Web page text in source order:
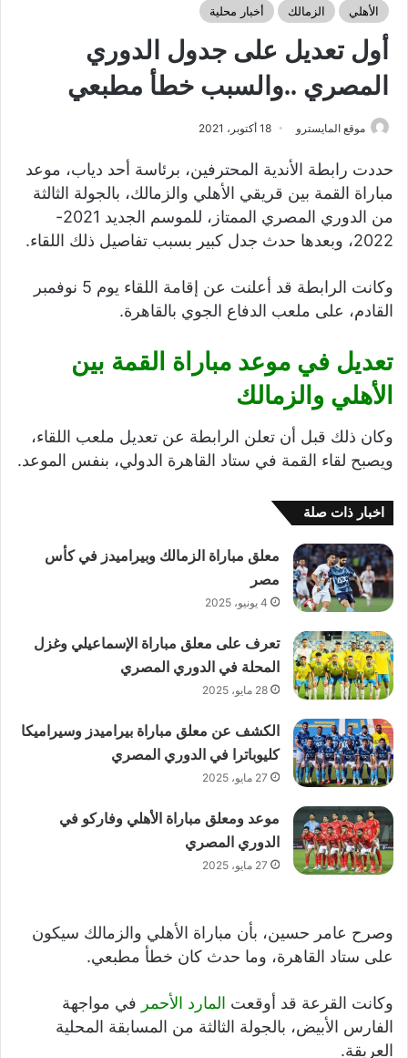
الأهلي الزمالك أخبار محلية
أول تعديل على جدول الدوري
المصري ..والسبب خطأ مطبعي
موقع المايسترو 18 أكتوبر، 2021
حددت رابطة الأندية المحترفين، برئاسة أحد دياب، موعد
مباراة القمة بين قريقي الأهلي والزمالك، بالجولة الثالثة
من الدوري المصري الممتاز، للموسم الجديد 2021-
2022، وبعدها حدث جدل كبير بسبب تفاصيل ذلك اللقاء.
وكانت الرابطة قد أعلنت عن إقامة اللقاء يوم 5 نوفمبر
القادم، على ملعب الدفاع الجوي بالقاهرة.
تعديل في موعد مباراة القمة بين
الأهلي والزمالك
وكان ذلك قبل أن تعلن الرابطة عن تعديل ملعب اللقاء،
ويصبح لقاء القمة في ستاد القاهرة الدولي، بنفس الموعد.
اخبار ذات صلة
معلق مباراة الزمالك وبيراميدز في كأس
مصر
4 يونيو، 2025
تعرف على معلق مباراة الإسماعيلي وغزل
المحلة في الدوري المصري
28 مايو، 2025
الكشف عن معلق مباراة بيراميدز وسيراميكا
كليوباترا في الدوري المصري
27 مايو، 2025
موعد ومعلق مباراة الأهلي وفاركو في
الدوري المصري
27 مايو، 2025
وصرح عامر حسين، بأن مباراة الأهلي والزمالك سيكون
على ستاد القاهرة، وما حدث كان خطأ مطبعي.
وكانت القرعة قد أوقعت المارد الأحمر في مواجهة
الفارس الأبيض، بالجولة الثالثة من المسابقة المحلية
العريقة.